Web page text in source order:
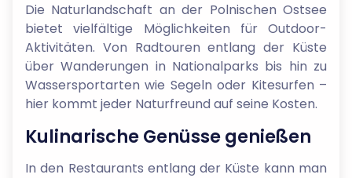
Die Naturlandschaft an der Polnischen Ostsee
bietet vielfältige Möglichkeiten für Outdoor-
Aktivitäten. Von Radtouren entlang der Küste
über Wanderungen in Nationalparks bis hin zu
Wassersportarten wie Segeln oder Kitesurfen –
hier kommt jeder Naturfreund auf seine Kosten.
Kulinarische Genüsse genießen
In den Restaurants entlang der Küste kann man